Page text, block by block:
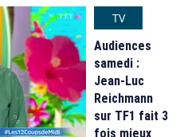
TV
Audiences
samedi :
Jean-Luc
Reichmann
sur TF1 fait 3
fois mieux